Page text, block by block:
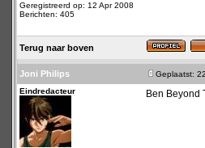
Geregistreerd op: 12 Apr 2008
Berichten: 405
Terug naar boven
Joni Philips Geplaatst:
Eindredacteur
Ben Beyond